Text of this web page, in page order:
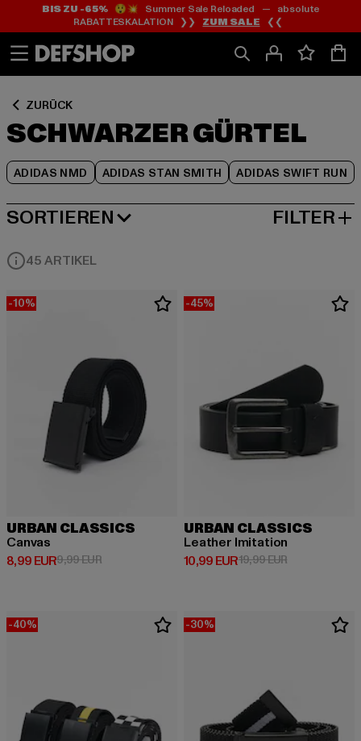
Zum
Inhalt
springen
Zum
Fußzeile
springen
BIS ZU -65%😲💥 Summer Sale Reloaded — absolute
RABATTESKALATION ❯❯ ZUM SALE ❮❮
ZURÜCK
SCHWARZER GÜRTEL
ADIDAS NMD ADIDAS STAN SMITH ADIDAS SWIFT RUN
Zum
Produktraster
springen
SORTIEREN
BELIEBTESTE FILTER
45 ARTIKEL
-10%
URBAN CLASSICS
Canvas
8,99 EUR
Derzeitiger Preis: 8,99 EUR
9,99 EURAktionspreis: 9,99 EUR
-45%
URBAN CLASSICS
Leather Imitation
10,99 EUR
Derzeitiger Preis: 10,99 EUR
19,99 EURAktionspreis:
-40% -30%